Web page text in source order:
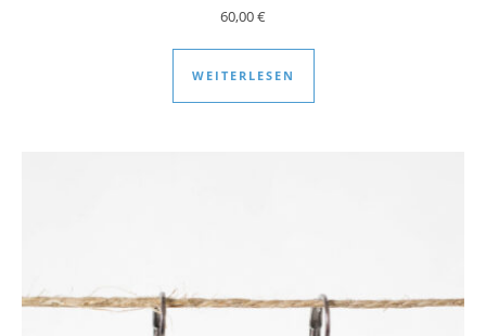
60,00€
WEITERLESEN